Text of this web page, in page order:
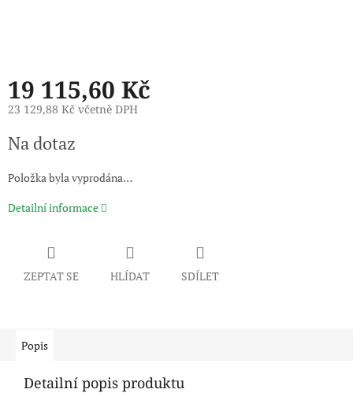
19 115,60 Kč
23 129,88 Kč včetně DPH
cena:
Na dotaz
Položka byla vyprodána…
Detailní informace
ZEPTAT SE HLÍDAT SDÍLET
Popis
Detailní popis produktu